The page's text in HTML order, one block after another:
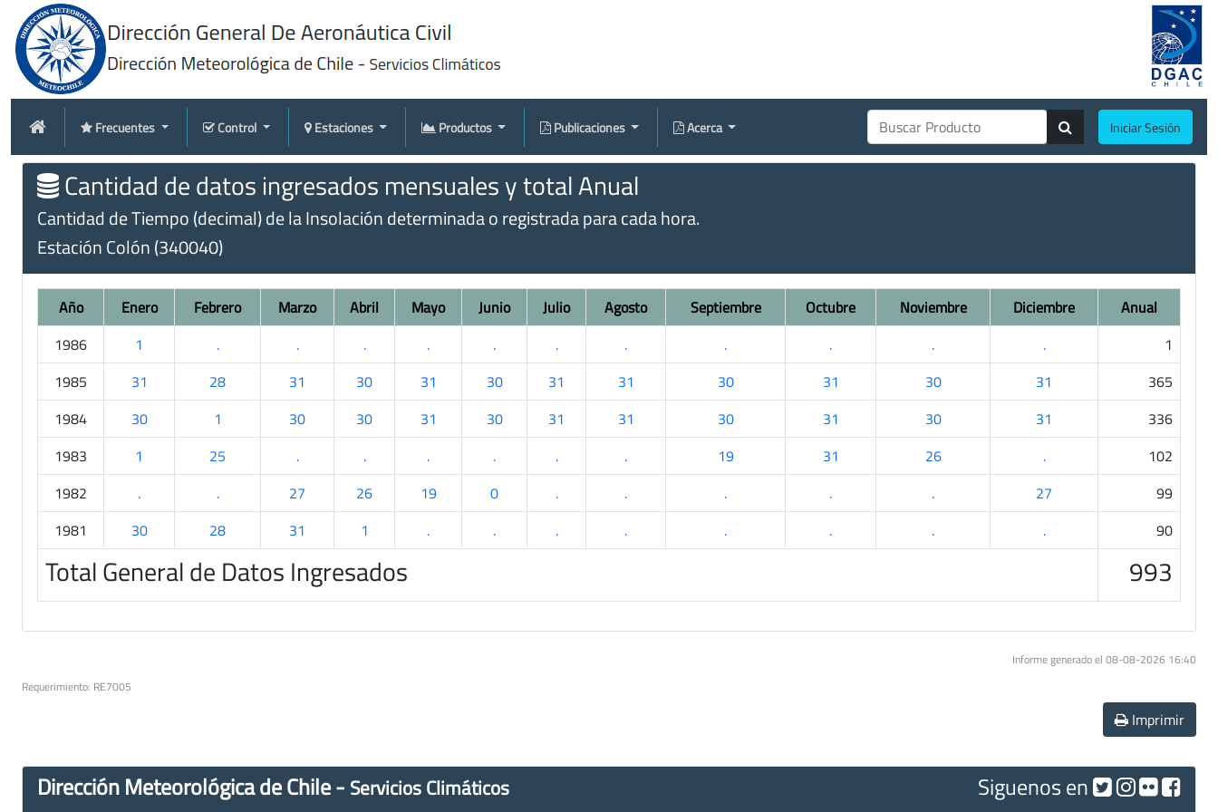
Frecuentes Control Estaciones Productos Publicaciones Acerca Iniciar Sesión
Cantidad de datos ingresados mensuales y total Anual
Cantidad de Tiempo (decimal) de la Insolación determinada o registrada para cada hora.
Estación Colón (340040)
Año Enero Febrero Marzo Abril Mayo Junio Julio Agosto Septiembre Octubre Noviembre Diciembre
Anual
1986
1 . . . . . . . . . . .
1
1985
31 28 31 30 31 30 31 31 30 31 30 31
365
1984
30 1 30 30 31 30 31 31 30 31 30 31
336
1983
1 25 . . . . . . 19 31 26 .
102
1982
. . 27 26 19 0 . . . . . 27
99
1981
30 28 31 1 . . . . . . . . 90
Total General de Datos Ingresados 993
Informe generado el 08-08-2026 16:40
Requerimiento: RE7005
Imprimir
Dirección Meteorológica de Chile - Servicios Climáticos Siguenos en